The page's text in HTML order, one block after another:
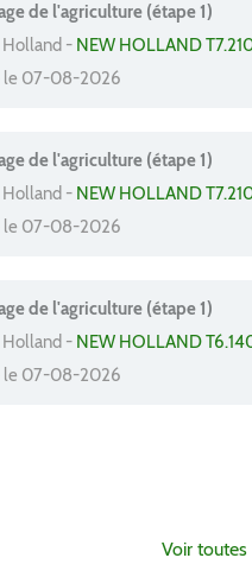
de l'agriculture (étape 1)
- NEW HOLLAND
le 07-08-2026
de l'agriculture (étape 1)
- NEW HOLLAND
le 07-08-2026
de l'agriculture (étape 1)
- NEW HOLLAND
le 07-08-2026
Voir